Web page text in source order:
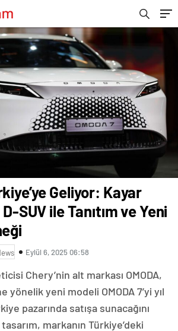
Geliyor: Kayar
SUV ile Tanıtım ve Yeni
Eylül 6, 2025 06:58
Chery’nin alt markası OMODA,
yönelik yeni modeli OMODA 7’yi yıl
pazarında satışa sunacağını
tasarım, markanın Türkiye’deki